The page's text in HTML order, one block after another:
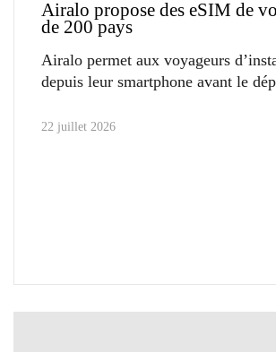
Airalo propose des eSIM de
de 200 pays
Airalo permet aux voyageurs
depuis leur smartphone avant le
22 juillet 2026